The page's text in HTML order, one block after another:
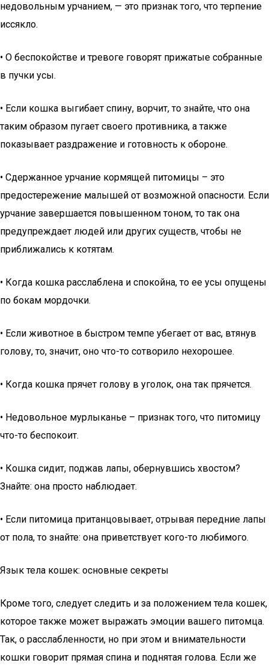
недовольным урчанием, — это признак того, что терпение
иссякло.
• О беспокойстве и тревоге говорят прижатые собранные
в пучки усы.
• Если кошка выгибает спину, ворчит, то знайте, что она
таким образом пугает своего противника, а также
показывает раздражение и готовность к обороне.
• Сдержанное урчание кормящей питомицы – это
предостережение малышей от возможной опасности. Если
урчание завершается повышенном тоном, то так она
предупреждает людей или других существ, чтобы не
приближались к котятам.
• Когда кошка расслаблена и спокойна, то ее усы опущены
по бокам мордочки.
• Если животное в быстром темпе убегает от вас, втянув
голову, то, значит, оно что-то сотворило нехорошее.
• Когда кошка прячет голову в уголок, она так прячется.
• Недовольное мурлыканье – признак того, что питомицу
что-то беспокоит.
• Кошка сидит, поджав лапы, обернувшись хвостом?
Знайте: она просто наблюдает.
• Если питомица пританцовывает, отрывая передние лапы
от пола, то знайте: она приветствует кого-то любимого.
Язык тела кошек: основные секреты
Кроме того, следует следить и за положением тела кошек,
которое также может выражать эмоции вашего питомца.
Так, о расслабленности, но при этом и внимательности
кошки говорит прямая спина и поднятая голова. Если же